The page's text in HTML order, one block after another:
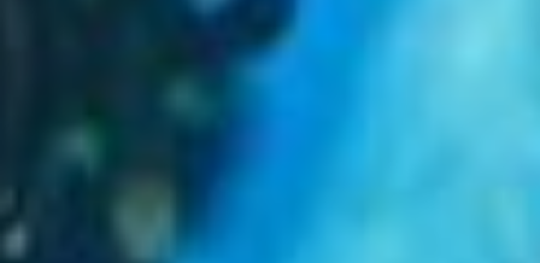
такой оригинальности. К
слову, в нашем городе есть
настоящей девушке-
русалке из Хабаровска: она